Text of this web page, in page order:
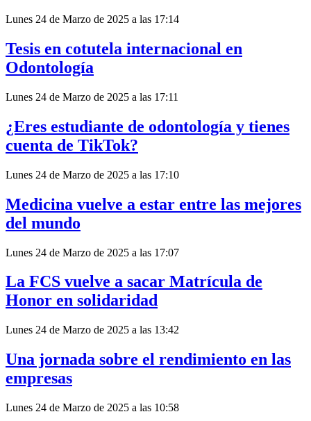
Lunes 24 de Marzo de 2025 a las 17:14
Tesis en cotutela internacional en
Odontología
Lunes 24 de Marzo de 2025 a las 17:11
¿Eres estudiante de odontología y tienes
cuenta de TikTok?
Lunes 24 de Marzo de 2025 a las 17:10
Medicina vuelve a estar entre las mejores
del mundo
Lunes 24 de Marzo de 2025 a las 17:07
La FCS vuelve a sacar Matrícula de
Honor en solidaridad
Lunes 24 de Marzo de 2025 a las 13:42
Una jornada sobre el rendimiento en las
empresas
Lunes 24 de Marzo de 2025 a las 10:58